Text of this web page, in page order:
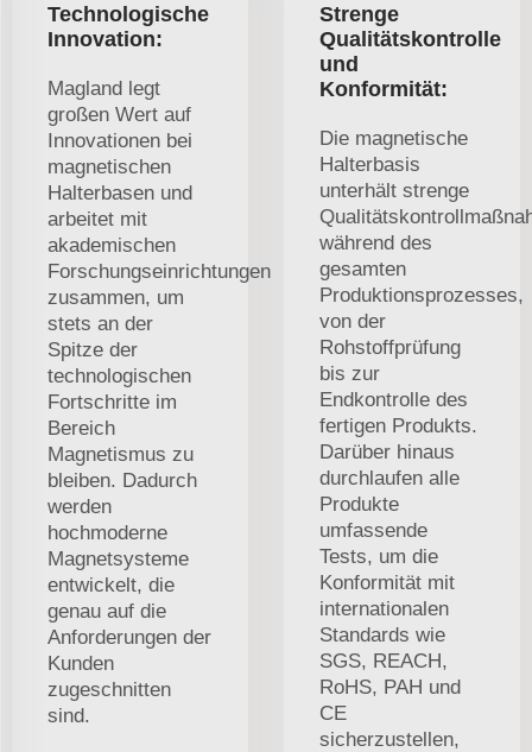
Technologische
Innovation:
Magland legt
großen Wert auf
Innovationen bei
magnetischen
Halterbasen und
arbeitet mit
akademischen
Forschungseinrichtungen
zusammen, um
stets an der
Spitze der
technologischen
Fortschritte im
Bereich
Magnetismus zu
bleiben. Dadurch
werden
hochmoderne
Magnetsysteme
entwickelt, die
genau auf die
Anforderungen der
Kunden
zugeschnitten
sind.
Strenge
Qualitätskontrolle
und
Konformität:
Die magnetische
Halterbasis
unterhält strenge
während des
gesamten
Produktionsprozesses,
von der
Rohstoffprüfung
bis zur
Endkontrolle des
fertigen Produkts.
Darüber hinaus
durchlaufen alle
Produkte
umfassende
Tests, um die
Konformität mit
internationalen
Standards wie
SGS, REACH,
RoHS, PAH und
CE
sicherzustellen,